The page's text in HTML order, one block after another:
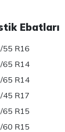
Ebatları
55 R16
65 R14
65 R14
45 R17
65 R15
60 R15